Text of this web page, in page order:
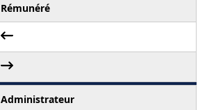
Rémunéré
Administrateur